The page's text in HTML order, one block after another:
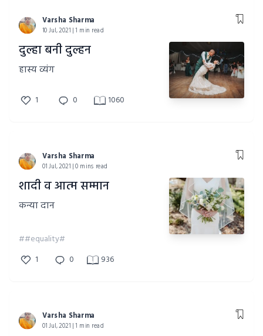
Varsha Sharma
10 Jul, 2021 | 1 min read
दुल्हा बनी दुल्हन
हास्य व्यंग
1 0 1060
Varsha Sharma
01 Jul, 2021 | 0 mins read
शादी व आत्म सम्मान
कन्या दान
##equality#
1
0 936
Varsha Sharma
01 Jul, 2021 | 1 min read